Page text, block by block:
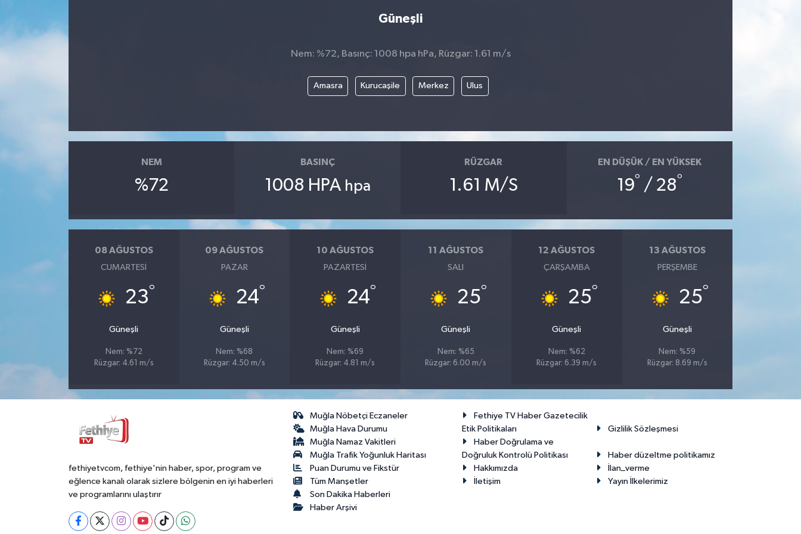
Güneşli
Nem: %72, Basınç: 1008 hpa hPa, Rüzgar: 1.61 m/s
Amasra Kurucaşile Merkez Ulus
NEM
%72
BASINÇ
1008 HPA hpa
RÜZGAR
1.61 M/S
EN DÜŞÜK / EN YÜKSEK
19° / 28°
08 AĞUSTOS
CUMARTESI
23°
Güneşli
Nem: %72
Rüzgar: 4.61 m/s
09 AĞUSTOS
PAZAR
24°
Güneşli
Nem: %68
Rüzgar: 4.50 m/s
10 AĞUSTOS
PAZARTESI
24°
Güneşli
Nem: %69
Rüzgar: 4.81 m/s
11 AĞUSTOS
SALI
25°
Güneşli
Nem: %65
Rüzgar: 6.00 m/s
12 AĞUSTOS
ÇARŞAMBA
25°
Güneşli
Nem: %62
Rüzgar: 6.39 m/s
13 AĞUSTOS
PERŞEMBE
25°
Güneşli
Nem: %59
Rüzgar: 8.69 m/s
fethiyetvcom, fethiye'nin haber, spor, program ve
eğlence kanalı olarak sizlere bölgenin en iyi haberleri
ve programlarını ulaştırır
Muğla Nöbetçi Eczaneler
Muğla Hava Durumu
Muğla Namaz Vakitleri
Muğla Trafik Yoğunluk Haritası
Puan Durumu ve Fikstür
Tüm Manşetler
Son Dakika Haberleri
Haber Arşivi
Fethiye TV Haber Gazetecilik
Etik Politikaları
Gizlilik Sözleşmesi
Haber Doğrulama ve
Doğruluk Kontrolü Politikası
Haber düzeltme politikamız
Hakkımızda
İlan_verme
İletişim
Yayın İlkelerimiz
Turizm